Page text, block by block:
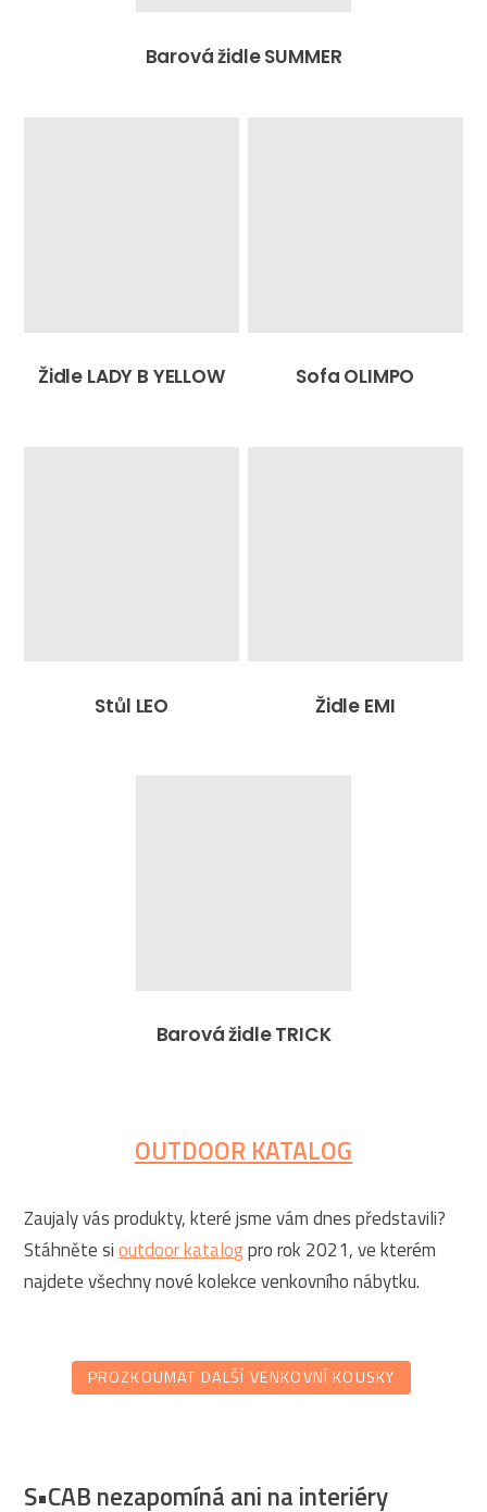
Barová židle SUMMER
Židle LADY B YELLOW Sofa OLIMPO
Stůl LEO Židle EMI
Barová židle TRICK
OUTDOOR KATALOG
Zaujaly vás produkty, které jsme vám dnes představili?
Stáhněte sioutdoor katalogpro rok 2021, ve kterém
najdete všechny nové kolekce venkovního nábytku.
PROZKOUMAT DALŠÍ VENKOVNÍ KOUSKY
S•CAB nezapomíná ani na interiéry